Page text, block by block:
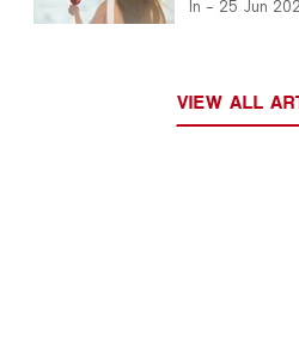
In - 25 Jun
VIEW ALL